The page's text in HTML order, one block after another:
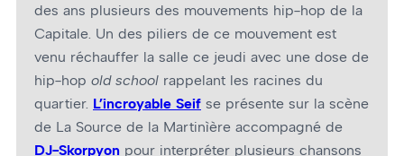
des ans plusieurs des mouvements hip-hop de la
Capitale. Un des piliers de ce mouvement est
venu réchauffer la salle ce jeudi avec une dose de
hip-hop old school rappelant les racines du
quartier. L’incroyable Seif se présente sur la scène
de La Source de la Martinìère accompagné de
DJ-Skorpyon pour interpréter plusieurs chansons